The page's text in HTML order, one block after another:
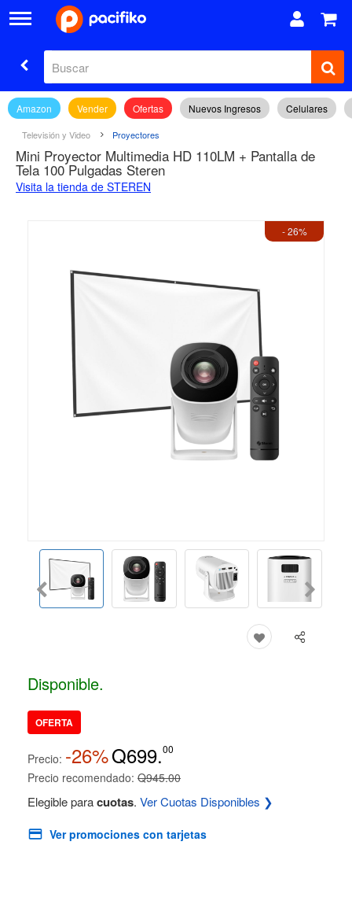
Amazon Vender Ofertas Nuevos Ingresos Celulares
Televisión y Video Proyectores
Mini Proyector Multimedia HD 110LM + Pantalla de
Tela 100 Pulgadas Steren
Visita la tienda de STEREN
- 26%
Disponible.
OFERTA
Precio: -26%Q699.00
Precio recomendado: Q945.00
Elegible paracuotas. Ver Cuotas Disponibles ❯
Ver promociones con tarjetas